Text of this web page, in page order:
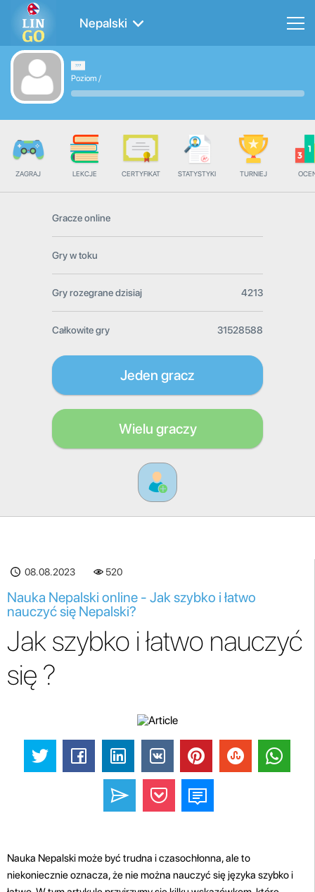
Nepalski
Poziom /
ZAGRAJ LEKCJE CERTYFIKAT STATYSTYKI TURNIEJ
Gracze online
Gry w toku
Gry rozegrane dzisiaj 4213
Całkowite gry 31528588
Jeden gracz
Wielu graczy
08.08.2023 520
Nauka Nepalski online - Jak szybko i łatwo
nauczyć się Nepalski?
Jak szybko i łatwo nauczyć
się ?
Nauka Nepalski może być trudna i czasochłonna, ale to
niekoniecznie oznacza, że nie można nauczyć się języka szybko i